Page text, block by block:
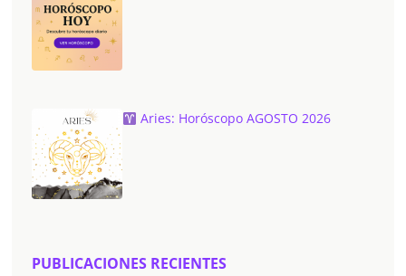
Aries: Horóscopo AGOSTO 2026
PUBLICACIONES RECIENTES